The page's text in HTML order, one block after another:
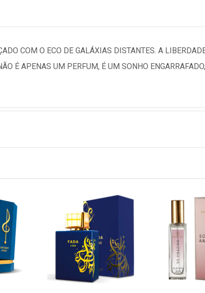
COM O ECO DE GALÁXIAS DISTANTES. A
É APENAS UM PERFUM, É UM SONHO